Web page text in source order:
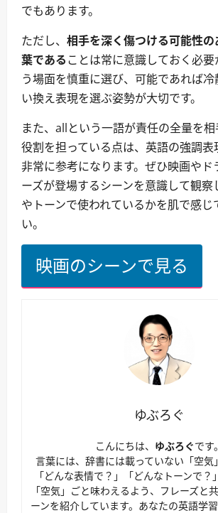
でもあります。
ただし、 相手を深く傷つける可能性
葉であることは常に意識しておく必
う場面を慎重に選び、可能であれば
い換え表現を選ぶ姿勢が大切です。
また、allという一語が責任の全量を
役割を担っている点は、英語の強調表
非常に参考になります。ぜひ映画やド
ーズが登場するシーンを意識して観
やトーンで使われているかを肌で感じ
い。
映画のシーンで見る
ゆぶろぐ
こんにちは、 ゆぶろぐです。
言葉には、辞書には載っていない「空気
「どんな表情で？」「どんなトーンで？
「空気」ごと味わえるよう、フレーズと
ーンを紹介しています。あなたの英語学